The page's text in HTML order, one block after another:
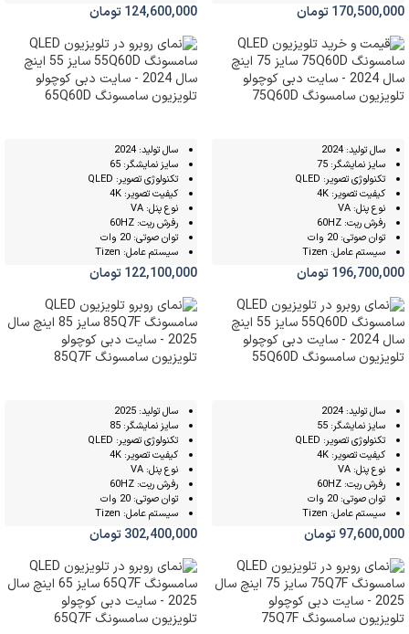
170,500,000تومان 124,600,000تومان
تلویزیون سامسونگ 75Q60D
سال تولید: 2024
سایز نمایشگر: 75
تکنولوژی تصویر: QLED
کیفیت تصویر: 4K
نوع پنل: VA
رفرش ریت: 60HZ
توان صوتی: 20 وات
سیستم عامل: Tizen
196,700,000تومان
تلویزیون سامسونگ 65Q60D
سال تولید: 2024
سایز نمایشگر: 65
تکنولوژی تصویر: QLED
کیفیت تصویر: 4K
نوع پنل: VA
رفرش ریت: 60HZ
توان صوتی: 20 وات
سیستم عامل: Tizen
122,100,000تومان
تلویزیون سامسونگ 55Q60D
سال تولید: 2024
سایز نمایشگر: 55
تکنولوژی تصویر: QLED
کیفیت تصویر: 4K
نوع پنل: VA
رفرش ریت: 60HZ
توان صوتی: 20 وات
سیستم عامل: Tizen
97,600,000تومان
تلویزیون سامسونگ 85Q7F
سال تولید: 2025
سایز نمایشگر: 85
تکنولوژی تصویر: QLED
کیفیت تصویر: 4K
نوع پنل: VA
رفرش ریت: 60HZ
توان صوتی: 20 وات
سیستم عامل: Tizen
302,400,000تومان
تلویزیون سامسونگ 75Q7F تلویزیون سامسونگ 65Q7F